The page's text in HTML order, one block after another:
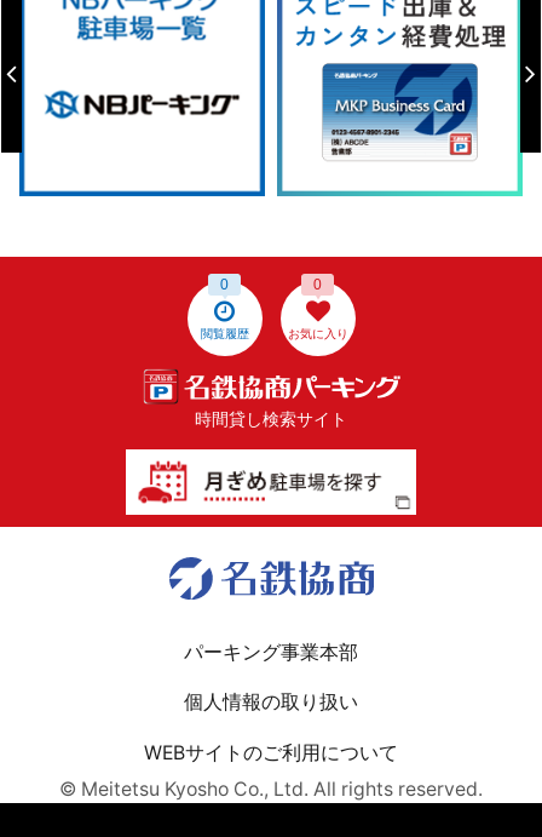
閲覧履歴
0
お気に入り
0
時間貸し検索サイト
パーキング事業本部
個人情報の取り扱い
WEBサイトのご利用について
© Meitetsu Kyosho Co., Ltd. All rights reserved.